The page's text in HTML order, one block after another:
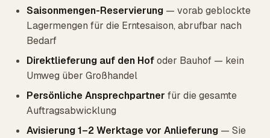
Saisonmengen-Reservierung — vorab geblockte
Lagermengen für die Erntesaison, abrufbar nach
Bedarf
Direktlieferung auf den Hofoder Bauhof — kein
Umweg über Großhandel
Persönliche Ansprechpartner für die gesamte
Auftragsabwicklung
Avisierung 1–2 Werktage vor Anlieferung — Sie